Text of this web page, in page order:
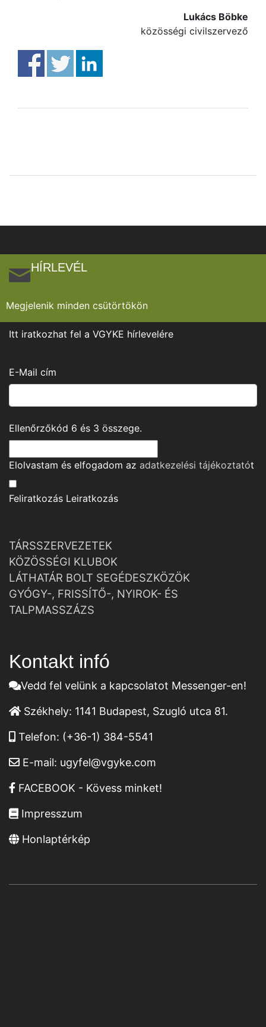
Lukács Böbke
közösségi civilszervező
HÍRLEVÉL
Megjelenik minden csütörtökön
Itt iratkozhat fel a VGYKE hírlevelére
E-Mail cím
Ellenőrzőkód 6 és 3 összege.
Elolvastam és elfogadom az adatkezelési tájékoztatót
Feliratkozás Leiratkozás
TÁRSSZERVEZETEK
KÖZÖSSÉGI KLUBOK
LÁTHATÁR BOLT SEGÉDESZKÖZÖK
GYÓGY-, FRISSÍTŐ-, NYIROK- ÉS
TALPMASSZÁZS
Kontakt infó
Vedd fel velünk a kapcsolatot Messenger-en!
Székhely: 1141 Budapest, Szugló utca 81.
Telefon: (+36-1) 384-5541
E-mail: ugyfel@vgyke.com
FACEBOOK - Kövess minket!
Impresszum
Honlaptérkép